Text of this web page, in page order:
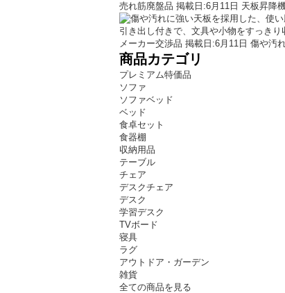
売れ筋廃盤品 掲載日:6月11日 天板昇降
メーカー交渉品 掲載日:6月11日 傷や汚
商品カテゴリ
プレミアム特価品
ソファ
ソファベッド
ベッド
食卓セット
食器棚
収納用品
テーブル
チェア
デスクチェア
デスク
学習デスク
TVボード
寝具
ラグ
アウトドア・ガーデン
雑貨
全ての商品を見る